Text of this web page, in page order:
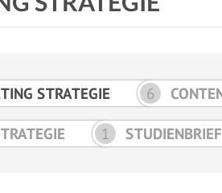
STRATEGIE 6
1 STUDIENBRIEF